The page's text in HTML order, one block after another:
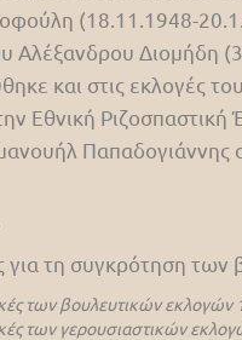
(18.11.1948-
Αλέξανδρου Διομήδη
και στις εκλογές
Εθνική
Παπαδογιάννης
για τη συγκρότηση
των βουλευτικών εκλογών
των γερουσιαστικών